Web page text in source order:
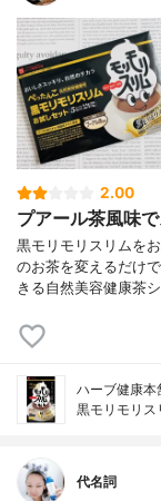
2.00
プアール茶風味
黒モリモリスリムを
のお茶を変えるだけ
きる自然美容健康茶
ハーブ健康本
黒モリモリス
代名詞